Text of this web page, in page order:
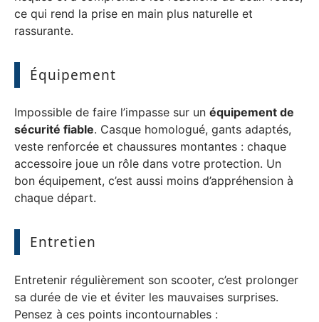
ce qui rend la prise en main plus naturelle et
rassurante.
Équipement
Impossible de faire l’impasse sur un équipement de
sécurité fiable. Casque homologué, gants adaptés,
veste renforcée et chaussures montantes : chaque
accessoire joue un rôle dans votre protection. Un
bon équipement, c’est aussi moins d’appréhension à
chaque départ.
Entretien
Entretenir régulièrement son scooter, c’est prolonger
sa durée de vie et éviter les mauvaises surprises.
Pensez à ces points incontournables :